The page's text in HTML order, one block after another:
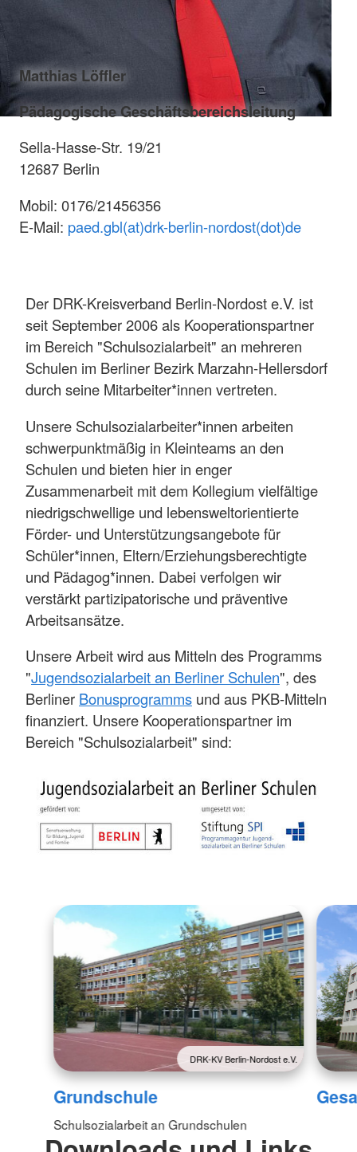
Matthias Löffler
Pädagogische Geschäftsbereichsleitung
Sella-Hasse-Str. 19/21
12687 Berlin
Mobil: 0176/21456356
E-Mail: paed.gbl(at)drk-berlin-nordost(dot)de
Der DRK-Kreisverband Berlin-Nordost e.V. ist
seit September 2006 als Kooperationspartner
im Bereich "Schulsozialarbeit" an mehreren
Schulen im Berliner Bezirk Marzahn-Hellersdorf
durch seine Mitarbeiter*innen vertreten.
Unsere Schulsozialarbeiter*innen arbeiten
schwerpunktmäßig in Kleinteams an den
Schulen und bieten hier in enger
Zusammenarbeit mit dem Kollegium vielfältige
niedrigschwellige und lebensweltorientierte
Förder- und Unterstützungsangebote für
Schüler*innen, Eltern/Erziehungsberechtigte
und Pädagog*innen. Dabei verfolgen wir
verstärkt partizipatorische und präventive
Arbeitsansätze.
Unsere Arbeit wird aus Mitteln des Programms
"Jugendsozialarbeit an Berliner Schulen", des
Berliner Bonusprogramms und aus PKB-Mitteln
finanziert. Unsere Kooperationspartner im
Bereich "Schulsozialarbeit" sind:
DRK-KV Berlin-Nordost e.V.
Grundschule
Schulsozialarbeit an Grundschulen